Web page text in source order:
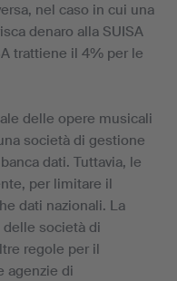
nel caso in cui una
denaro alla SUISA
trattiene il 4% per le
delle opere musicali
società di gestione
dati. Tuttavia, le
per limitare il
dati nazionali. La
delle società di
regole per il
agenzie di